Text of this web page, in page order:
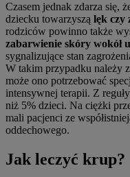
Czasem jednak zdarza się,
dziecku towarzyszą lęk czy
rodziców powinno także
zabarwienie skóry wokół
sygnalizujące stan
W takim przypadku należy
może ono potrzebować
intensywnej terapii. Z
niż 5% dzieci. Na ciężki
mali pacjenci ze
oddechowego.
Jak leczyć krup?